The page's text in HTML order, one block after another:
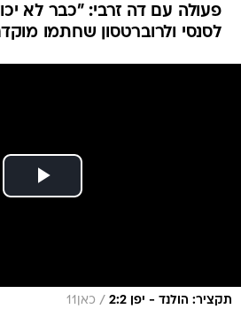
פעולה עם דה זרבי: "כבר לא
לסנסי ולרוברטסון שחתמו
תקציר: הולנד - יפן 2:2 / כאן11